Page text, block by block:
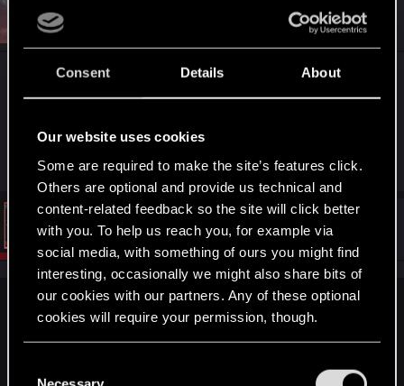
Consent Details About
Our website uses cookies
Some are required to make the site’s features click.
Others are optional and provide us technical and
content-related feedback so the site will click better
with you. To help us reach you, for example via
social media, with something of ours you might find
interesting, occasionally we might also share bits of
our cookies with our partners. Any of these optional
cookies will require your permission, though.
and tweak your preferences regarding them in the
i
o
n
Dec 24, 2024
Mam pytanie dotyczące problemu. Z tego co
wiem w konkursie można zastosować dowolne
takie czy V, po modach nie będzie odrzucona?
Vattier CD PROJEKT RED
Dec 24, 2024
Joro2077 said:
Mam pytanie dotyczące problemu. Z tego co wiem w
też i swoje V, ale pytanie jest takie czy V, po modach nie